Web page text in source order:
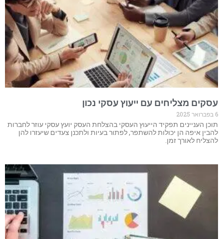
עסקים מצליחים עם ייעוץ עסקי נכון
6 בפברואר 2025
תוכן העניינים תפקיד הייעוץ העסקי בהצלחת העסק יועץ עסקי עוזר לחברות
להבין איפה הן יכולות להשתפר, לפתור בעיות ולתכנן צעדים שיעזרו להן
להצליח לאורך זמן.